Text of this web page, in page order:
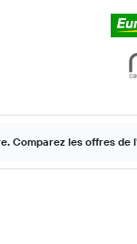
Comparez les offres de